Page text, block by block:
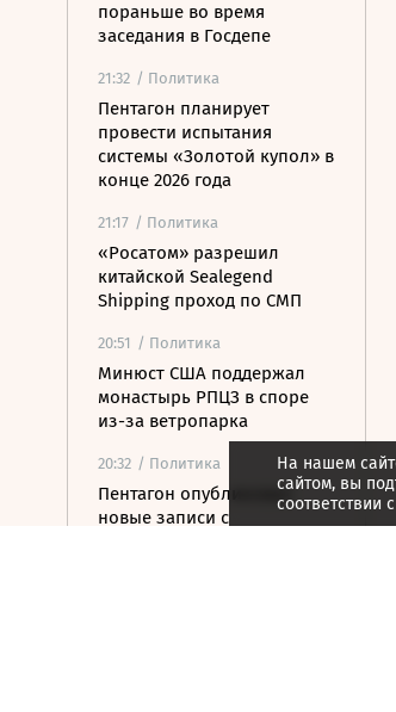
пораньше во время
заседания в Госдепе
21:32 / Политика
Пентагон планирует
провести испытания
системы «Золотой купол» в
конце 2026 года
21:17 / Политика
«Росатом» разрешил
китайской Sealegend
Shipping проход по СМП
20:51 / Политика
Минюст США поддержал
монастырь РПЦЗ в споре
из-за ветропарка
20:32 / Политика
Пентагон опубликовал
новые записи с
На нашем
сайтом, вы
соответствии с